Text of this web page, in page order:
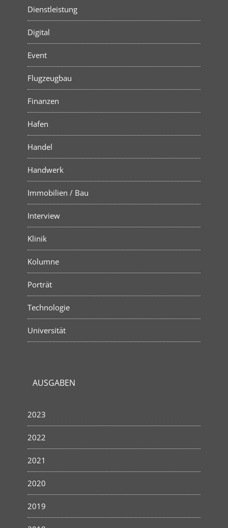
Dienstleistung
Digital
Event
Flugzeugbau
Finanzen
Hafen
Handel
Handwerk
Immobilien / Bau
Interview
Klinik
Kolumne
Porträt
Technologie
Universität
AUSGABEN
2023
2022
2021
2020
2019